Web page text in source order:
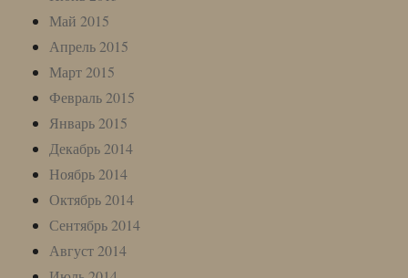
Май 2015
Апрель 2015
Март 2015
Февраль 2015
Январь 2015
Декабрь 2014
Ноябрь 2014
Октябрь 2014
Сентябрь 2014
Август 2014